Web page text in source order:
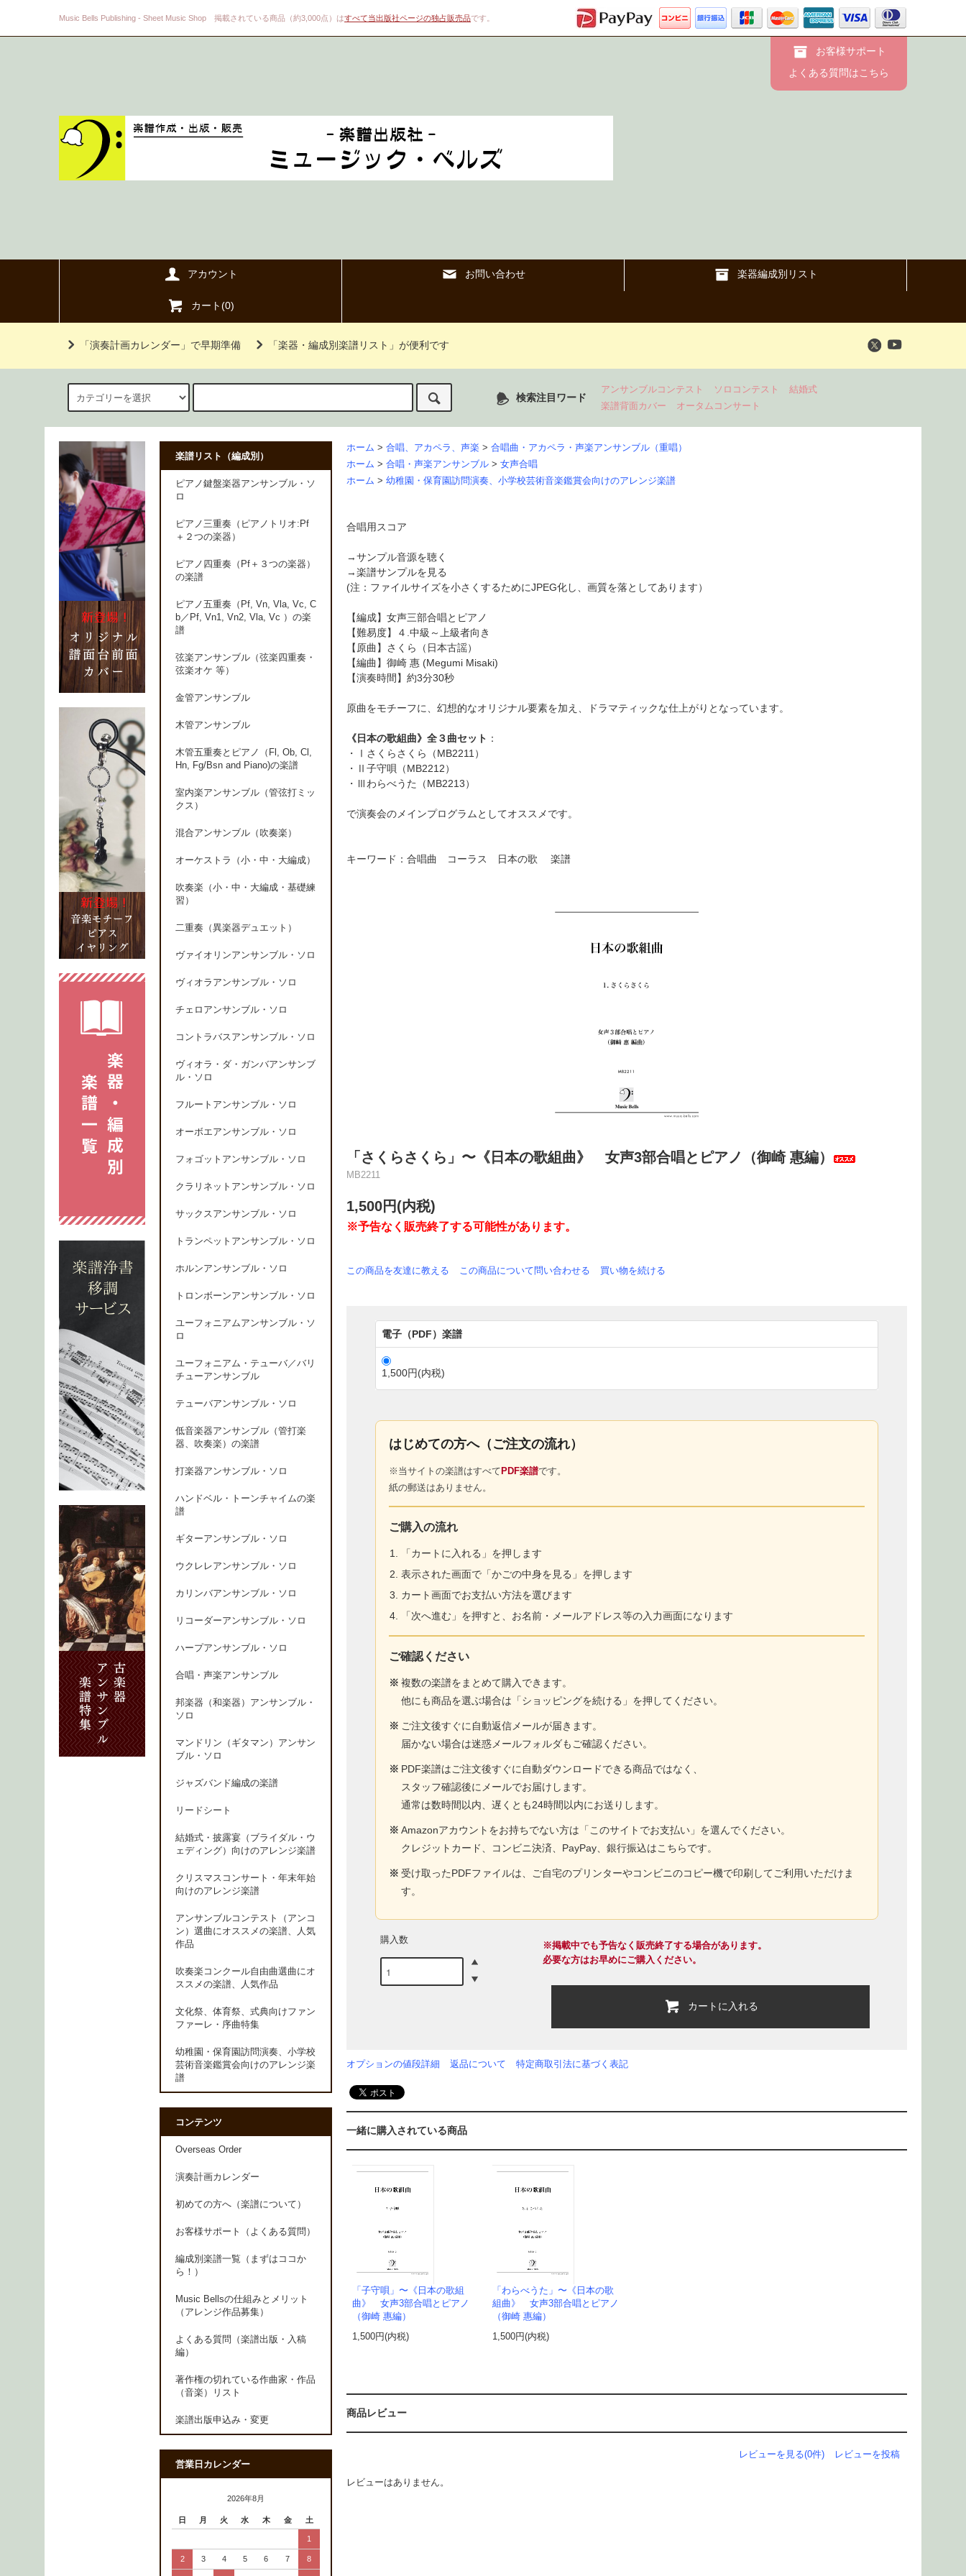
Music Bells Publishing - Sheet Music Shop 掲載されている商品（約3,000点）はすべて当出版社ページの独占販売品です。
お客様サポート
よくある質問はこちら
アカウント お問い合わせ 楽器編成別リスト
カート(0)
「演奏計画カレンダー」で早期準備 「楽器・編成別楽譜リスト」が便利です
検索注目ワード
アンサンブルコンテスト ソロコンテスト
結婚式
楽譜背面カバー
オータムコンサート
ホーム > 合唱、アカペラ、声楽 > 合唱曲・アカペラ・声楽アンサンブル（重唱）
ホーム > 合唱・声楽アンサンブル > 女声合唱
ホーム > 幼稚園・保育園訪問演奏、小学校芸術音楽鑑賞会向けのアレンジ楽譜
合唱用スコア
→サンプル音源を聴く
→楽譜サンプルを見る
(注：ファイルサイズを小さくするためにJPEG化し、画質を落としてあります）
【編成】女声三部合唱とピアノ
【難易度】４.中級～上級者向き
【原曲】 さくら（日本古謡）
【編曲】 御崎 惠 (Megumi Misaki)
【演奏時間】約3分30秒
原曲をモチーフに、幻想的なオリジナル要素を加え、ドラマティックな仕上がりとなっています。
《日本の歌組曲》全３曲セット ：
・Ⅰ さくらさくら（MB2211）
・Ⅱ 子守唄（MB2212）
・Ⅲわらべうた（MB2213）
で演奏会のメインプログラムとしてオススメです。
キーワード：合唱曲 コーラス 日本の歌 楽譜
「さくらさくら」〜《日本の歌組曲》 女声3部合唱とピアノ（御崎 惠編）
MB2211
1,500円(内税)
※予告なく販売終了する可能性があります。
この商品を友達に教える この商品について問い合わせる 買い物を続ける
電子（PDF）楽譜
1,500円(内税)
はじめての方へ（ご注文の流れ）
※当サイトの楽譜はすべて PDF楽譜です。
紙の郵送はありません。
ご購入の流れ
「カートに入れる」を押します
表示された画面で「かごの中身を見る」を押します
カート画面でお支払い方法を選びます
「次へ進む」を押すと、お名前・メールアドレス等の入力画面になります
ご確認ください
※ 複数の楽譜をまとめて購入できます。
他にも商品を選ぶ場合は「ショッピングを続ける」を押してください。
※ ご注文後すぐに自動返信メールが届きます。
届かない場合は迷惑メールフォルダもご確認ください。
※ PDF楽譜はご注文後すぐに自動ダウンロードできる商品ではなく、
スタッフ確認後にメールでお届けします。
通常は数時間以内、遅くとも24時間以内にお送りします。
※ Amazonアカウントをお持ちでない方は「このサイトでお支払い」を選んでください。
クレジットカード、コンビニ決済、PayPay、銀行振込はこちらです。
※ 受け取ったPDFファイルは、ご自宅のプリンターやコンビニのコピー機で印刷してご利用いただけま
す。
購入数
※掲載中でも予告なく販売終了する場合があります。
必要な方はお早めにご購入ください。
カートに入れる
オプションの値段詳細 返品について 特定商取引法に基づく表記
一緒に購入されている商品
「子守唄」〜《日本の歌組
曲》 女声3部合唱とピアノ
（御崎 惠編）
1,500円(内税)
「わらべうた」〜《日本の歌
組曲》 女声3部合唱とピアノ
（御崎 惠編）
1,500円(内税)
商品レビュー
レビューを見る(0件) レビューを投稿
レビューはありません。
楽譜リスト（編成別）
ピアノ鍵盤楽器アンサンブル・ソ
ロ
ピアノ三重奏（ピアノトリオ:Pf
＋２つの楽器）
ピアノ四重奏（Pf＋３つの楽器）
の楽譜
ピアノ五重奏（Pf, Vn, Vla, Vc, C
b／Pf, Vn1, Vn2, Vla, Vc ）の楽
譜
弦楽アンサンブル（弦楽四重奏・
弦楽オケ 等）
金管アンサンブル
木管アンサンブル
木管五重奏とピアノ（Fl, Ob, Cl,
Hn, Fg/Bsn and Piano)の楽譜
室内楽アンサンブル（管弦打ミッ
クス）
混合アンサンブル（吹奏楽）
オーケストラ（小・中・大編成）
吹奏楽（小・中・大編成・基礎練
習）
二重奏（異楽器デュエット）
ヴァイオリンアンサンブル・ソロ
ヴィオラアンサンブル・ソロ
チェロアンサンブル・ソロ
コントラバスアンサンブル・ソロ
ヴィオラ・ダ・ガンバアンサンブ
ル・ソロ
フルートアンサンブル・ソロ
オーボエアンサンブル・ソロ
フォゴットアンサンブル・ソロ
クラリネットアンサンブル・ソロ
サックスアンサンブル・ソロ
トランペットアンサンブル・ソロ
ホルンアンサンブル・ソロ
トロンボーンアンサンブル・ソロ
ユーフォニアムアンサンブル・ソ
ロ
ユーフォニアム・テューバ／バリ
チューアンサンブル
テューバアンサンブル・ソロ
低音楽器アンサンブル（管打楽
器、吹奏楽）の楽譜
打楽器アンサンブル・ソロ
ハンドベル・トーンチャイムの楽
譜
ギターアンサンブル・ソロ
ウクレレアンサンブル・ソロ
カリンバアンサンブル・ソロ
リコーダーアンサンブル・ソロ
ハープアンサンブル・ソロ
合唱・声楽アンサンブル
邦楽器（和楽器）アンサンブル・
ソロ
マンドリン（ギタマン）アンサン
ブル・ソロ
ジャズバンド編成の楽譜
リードシート
結婚式・披露宴（ブライダル・ウ
ェディング）向けのアレンジ楽譜
クリスマスコンサート・年末年始
向けのアレンジ楽譜
アンサンブルコンテスト（アンコ
ン）選曲にオススメの楽譜、人気
作品
吹奏楽コンクール自由曲選曲にオ
ススメの楽譜、人気作品
文化祭、体育祭、式典向けファン
ファーレ・序曲特集
幼稚園・保育園訪問演奏、小学校
芸術音楽鑑賞会向けのアレンジ楽
譜
コンテンツ
Overseas Order
演奏計画カレンダー
初めての方へ（楽譜について）
お客様サポート（よくある質問）
編成別楽譜一覧（まずはココか
ら！）
Music Bellsの仕組みとメリット
（アレンジ作品募集）
よくある質問（楽譜出版・入稿
編）
著作権の切れている作曲家・作品
（音楽）リスト
楽譜出版申込み・変更
営業日カレンダー
2026年8月
日 月 火 水 木 金 土
1
2 3 4 5 6 7 8